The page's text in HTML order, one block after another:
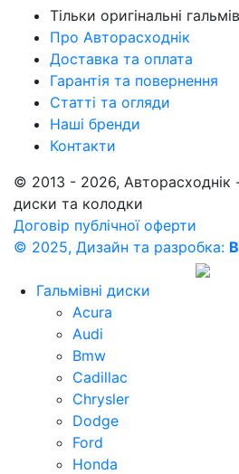
Тільки оригінальні
Про Авторасходнік
Доставка та оплата
Гарантія та повернення
Статті та огляди
Наші бренди
Контакти
© 2013 - 2026, Авторасходнік
диски та колодки
Договір публічної оферти
© 2025, Дизайн та разробка:
Гальмівні диски
Acura
Audi
Bmw
Cadillac
Chrysler
Dodge
Ford
Honda